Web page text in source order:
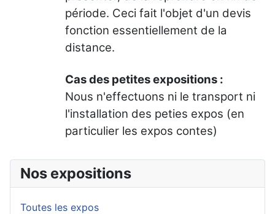
Nos expositions
Toutes les expos
période. Ceci fait l'objet d'un devis
fonction essentiellement de la
distance.
Cas des petites expositions :
Nous n'effectuons ni le transport ni
l'installation des peties expos (en
particulier les expos contes)